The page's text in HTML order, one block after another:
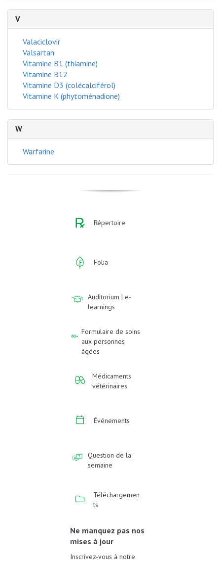
V
Valaciclovir
Valsartan
Vitamine B1 (thiamine)
Vitamine B12
Vitamine D3 (colécalciférol)
Vitamine K (phytoménadione)
W
Warfarine
Répertoire
Folia
Auditorium | e-
learnings
Formulaire de soins
aux personnes
âgées
Médicaments
vétérinaires
Événements
Question de la
semaine
Téléchargemen
ts
Ne manquez pas nos
mises à jour
Inscrivez-vous à notre